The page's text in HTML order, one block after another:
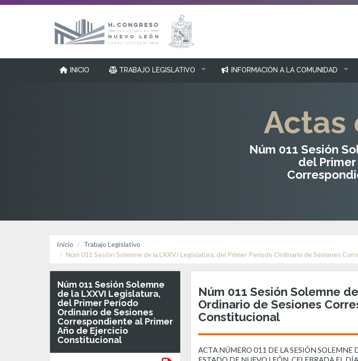
INICIO TRABAJO LEGISLATIVO INFORMACIÓN A LA COMUNIDAD
Actas
Núm 011 Sesión
del
Inicio
Trabajo Legislativo
Núm 011 Sesión Solemne de la LXXVI Legislatura, del Primer Período Ordinario de Sesiones
Núm 011 Sesión Solemne
de la LXXVI Legislatura,
del Primer Período
Ordinario de Sesiones
Correspondiente al Primer
Año de Ejercicio
Constitucional
Núm 011 Sesión Solemne
Ordinario de Sesiones
Constitucional
ACTA NÚMERO 011 DE LA SESIÓN SOLEMNE